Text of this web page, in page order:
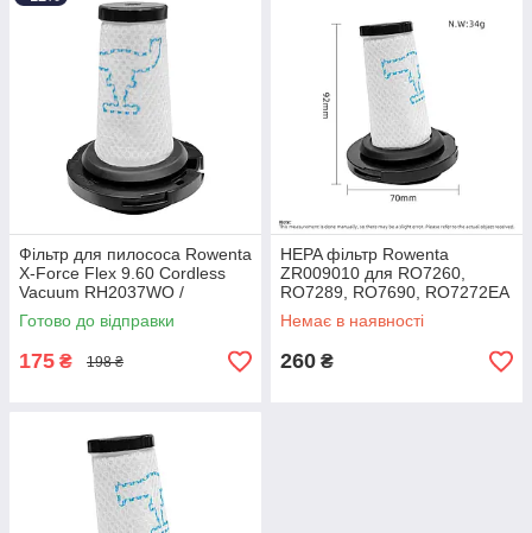
Фільтр для пилососа Rowenta
X-Force Flex 9.60 Cordless
Vacuum RH2037WO /
RH2038WO (ZR009010,
ZR009012)
Готово до відправки
175 ₴ 198 ₴
HEPA фільтр Rowenta
ZR009010 для RO7260,
RO7289, RO7690, RO7272EA
та ін.
Немає в наявності
260 ₴